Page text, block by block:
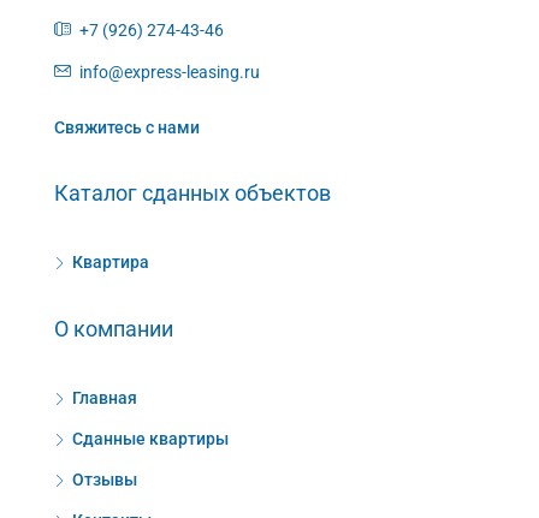
+7 (926) 274-43-46
info@express-leasing.ru
Свяжитесь с нами
Каталог сданных объектов
Квартира
О компании
Главная
Сданные квартиры
Отзывы